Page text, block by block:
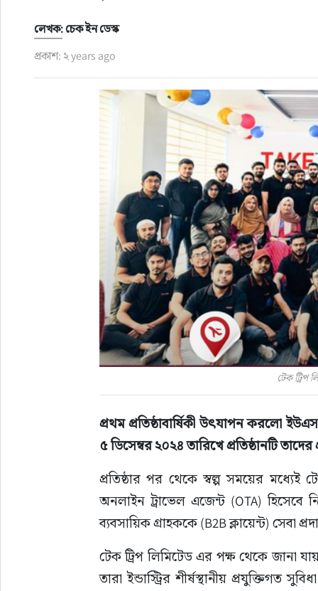
লেখক: চেক ইন ডেস্ক
প্রকাশ: ২ years ago
টেক ট্রিপ
প্রথম প্রতিষ্ঠাবার্ষিকী উৎযাপন করলো
৫ ডিসেম্বর ২০২৪ তারিখে প্রতিষ্ঠানটি
প্রতিষ্ঠার পর থেকে স্বল্প সময়ের মধ্যেই
অনলাইন ট্রাভেল এজেন্ট (OTA) হিসেবে
ব্যবসায়িক গ্রাহককে (B2B ক্লায়েন্ট) সেবা
টেক ট্রিপ লিমিটেড এর পক্ষ থেকে জানা
তারা ইন্ডাস্ট্রির শীর্ষস্থানীয় প্রযুক্তিগত